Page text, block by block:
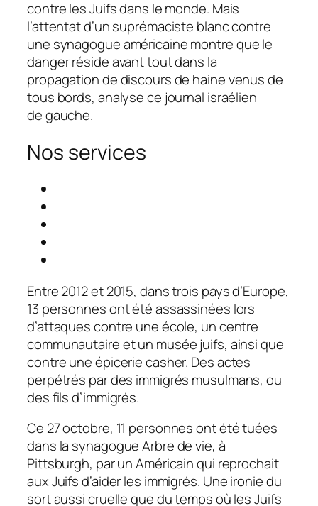
contre les Juifs dans le monde. Mais
l’attentat d’un suprémaciste blanc contre
une synagogue américaine montre que le
danger réside avant tout dans la
propagation de discours de haine venus de
tous bords, analyse ce journal israélien
de gauche.
Nos services
Entre 2012 et 2015, dans trois pays d’Europe,
13 personnes ont été assassinées lors
d’attaques contre une école, un centre
communautaire et un musée juifs, ainsi que
contre une épicerie casher. Des actes
perpétrés par des immigrés musulmans, ou
des fils d’immigrés.
Ce 27 octobre, 11 personnes ont été tuées
dans la synagogue Arbre de vie, à
Pittsburgh, par un Américain qui reprochait
aux Juifs d’aider les immigrés. Une ironie du
sort aussi cruelle que du temps où les Juifs